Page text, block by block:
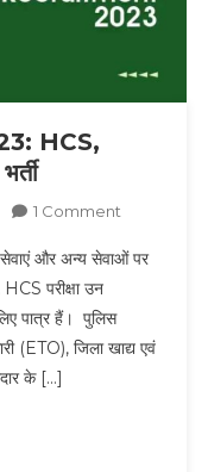
HCS,
1 CommentOn
DSP,
और अन्य सेवाओं पर
परीक्षा उन
पात्र हैं। पुलिस
(ETO), जिला खाद्य एवं
के […]